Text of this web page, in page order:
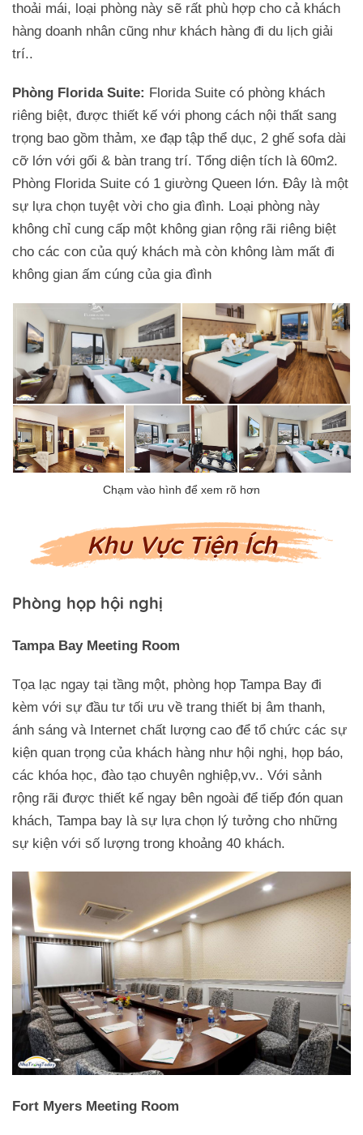
thoải mái, loại phòng này sẽ rất phù hợp cho cả khách
hàng doanh nhân cũng như khách hàng đi du lịch giải
trí..
Phòng Florida Suite: Florida Suite có phòng khách
riêng biệt, được thiết kế với phong cách nội thất sang
trọng bao gồm thảm, xe đạp tập thể dục, 2 ghế sofa dài
cỡ lớn với gối & bàn trang trí. Tổng diện tích là 60m2.
Phòng Florida Suite có 1 giường Queen lớn. Đây là một
sự lựa chọn tuyệt vời cho gia đình. Loại phòng này
không chỉ cung cấp một không gian rộng rãi riêng biệt
cho các con của quý khách mà còn không làm mất đi
không gian ấm cúng của gia đình
Khu Vực Tiện Ích
Phòng họp hội nghị
Tampa Bay Meeting Room
Tọa lạc ngay tại tầng một, phòng họp Tampa Bay đi
kèm với sự đầu tư tối ưu về trang thiết bị âm thanh,
ánh sáng và Internet chất lượng cao để tổ chức các sự
kiện quan trọng của khách hàng như hội nghị, họp báo,
các khóa học, đào tạo chuyên nghiệp,vv.. Với sảnh
rộng rãi được thiết kế ngay bên ngoài để tiếp đón quan
khách, Tampa bay là sự lựa chọn lý tưởng cho những
sự kiện với số lượng trong khoảng 40 khách.
Fort Myers Meeting Room